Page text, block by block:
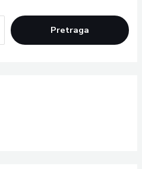
Pretraga